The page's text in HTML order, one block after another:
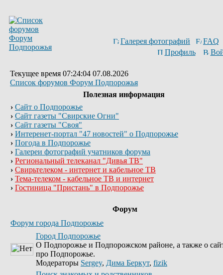
Галерея фотографий
FAQ
Профиль
Текущее время 07:24:04 07.08.2026
Список форумов Форум Подпорожья
Полезная информация
› Сайт о Подпорожье
› Сайт газеты "Свирские Огни"
› Сайт газеты "Своя"
› Интеренет-портал "47 новостей" о Подпорожье
› Погода в Подпорожье
› Галереи фотографий учатников форума
› Региональный телеканал "Дивья ТВ"
› Свирьтелеком - интернет и кабельное ТВ
› Тема-телеком - кабельное ТВ и интернет
› Гостиница "Пристань" в Подпорожье
Форум
Форум города Подпорожье
Город Подпорожье
О Подпорожье и Подпорожском районе, а также о
про Подпорожье.
Модераторы Sergey, Дима Беркут, fizik